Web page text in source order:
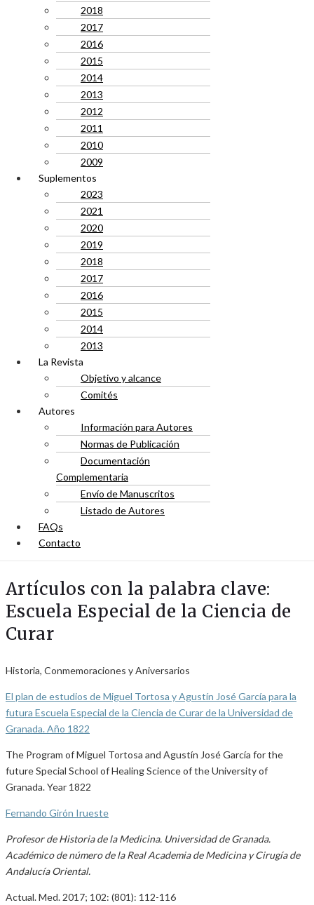
2018
2017
2016
2015
2014
2013
2012
2011
2010
2009
Suplementos
2023
2021
2020
2019
2018
2017
2016
2015
2014
2013
La Revista
Objetivo y alcance
Comités
Autores
Información para Autores
Normas de Publicación
Documentación
Complementaria
Envío de Manuscritos
Listado de Autores
FAQs
Contacto
Artículos con la palabra clave:
Escuela Especial de la Ciencia de
Curar
Historia, Conmemoraciones y Aniversarios
El plan de estudios de Miguel Tortosa y Agustín José García para la
futura Escuela Especial de la Ciencia de Curar de la Universidad de
Granada. Año 1822
The Program of Miguel Tortosa and Agustín José García for the
future Special School of Healing Science of the University of
Granada. Year 1822
Fernando Girón Irueste
Profesor de Historia de la Medicina. Universidad de Granada.
Académico de número de la Real Academia de Medicina y Cirugía de
Andalucía Oriental.
Actual. Med. 2017; 102: (801): 112-116